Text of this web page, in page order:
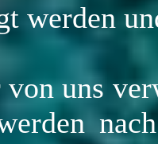
werden
uns